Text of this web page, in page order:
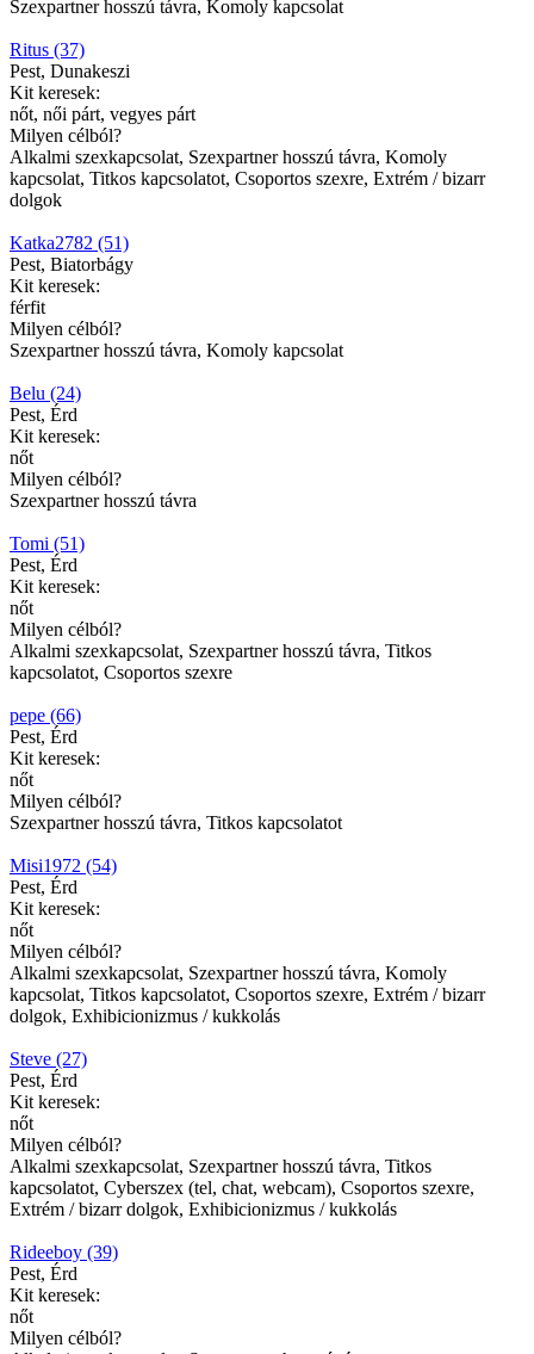
Szexpartner hosszú távra, Komoly kapcsolat
Ritus (37)
Pest, Dunakeszi
Kit keresek:
nőt, női párt, vegyes párt
Milyen célból?
Alkalmi szexkapcsolat, Szexpartner hosszú távra, Komoly
kapcsolat, Titkos kapcsolatot, Csoportos szexre, Extrém / bizarr
dolgok
Katka2782 (51)
Pest, Biatorbágy
Kit keresek:
férfit
Milyen célból?
Szexpartner hosszú távra, Komoly kapcsolat
Belu (24)
Pest, Érd
Kit keresek:
nőt
Milyen célból?
Szexpartner hosszú távra
Tomi (51)
Pest, Érd
Kit keresek:
nőt
Milyen célból?
Alkalmi szexkapcsolat, Szexpartner hosszú távra, Titkos
kapcsolatot, Csoportos szexre
pepe (66)
Pest, Érd
Kit keresek:
nőt
Milyen célból?
Szexpartner hosszú távra, Titkos kapcsolatot
Misi1972 (54)
Pest, Érd
Kit keresek:
nőt
Milyen célból?
Alkalmi szexkapcsolat, Szexpartner hosszú távra, Komoly
kapcsolat, Titkos kapcsolatot, Csoportos szexre, Extrém / bizarr
dolgok, Exhibicionizmus / kukkolás
Steve (27)
Pest, Érd
Kit keresek:
nőt
Milyen célból?
Alkalmi szexkapcsolat, Szexpartner hosszú távra, Titkos
kapcsolatot, Cyberszex (tel, chat, webcam), Csoportos szexre,
Extrém / bizarr dolgok, Exhibicionizmus / kukkolás
Rideeboy (39)
Pest, Érd
Kit keresek:
nőt
Milyen célból?